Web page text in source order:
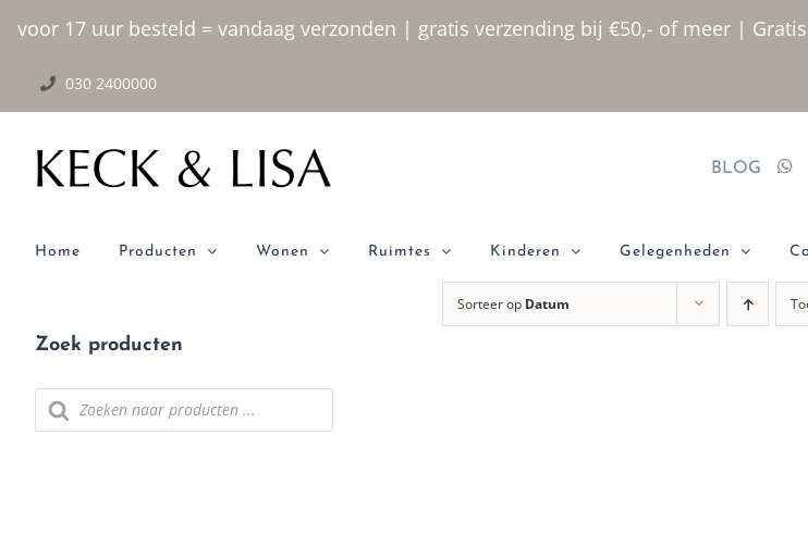
voor 17 uur besteld = vandaag verzonden | gratis verzending bij €50,- of meer |
Ga naar inhoud
030 2400000
BLOG
Home Producten Wonen Ruimtes Kinderen Gelegenheden
Sorteer op Datum
Zoek producten
Producten zoeken